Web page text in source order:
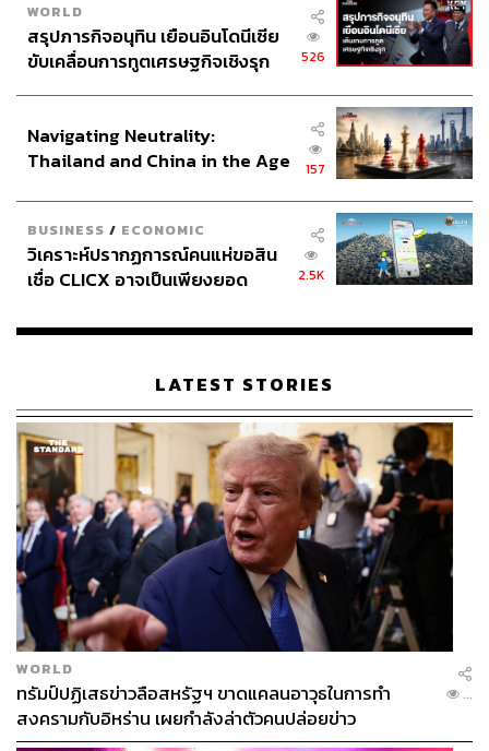
TAGS: สมุทรปราการ ฟาร์มจระเข้สมุทรปราการ สวนสัตว์
2.2K
WORLD
สรุปภารกิจอนุทิน เยือนอินโดนีเซีย
ขับเคลื่อนการทูตเศรษฐกิจเชิงรุก
526
Navigating Neutrality:
Thailand and China in the Age
157
BUSINESS / ECONOMIC
วิเคราะห์ปรากฏการณ์คนแห่ขอสิน
เชื่อ CLICX อาจเป็นเพียงยอด
เรือนไทยที่ถูกซุกไว้
2.5K
LATEST STORIES
WORLD
ทรัมป์ปฏิเสธข่าวลือสหรัฐฯ ขาดแคลนอาวุธในการทำ
สงครามกับอิหร่าน เผยกำลังล่าตัวคนปล่อยข่าว
...